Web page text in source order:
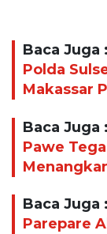
Baca Juga :
Polda
Makassar
Baca Juga :
Pawe
Baca Juga :
Parepare